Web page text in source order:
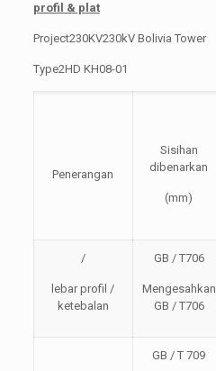
profil & plat
Project230KV230kV Bolivia Tower
Type2HD KH08-01
Penerangan
Sisihan
dibenarkan
(mm)
/
lebar profil /
ketebalan
GB / T706
Mengesahkan
GB / T706
GB / T 709